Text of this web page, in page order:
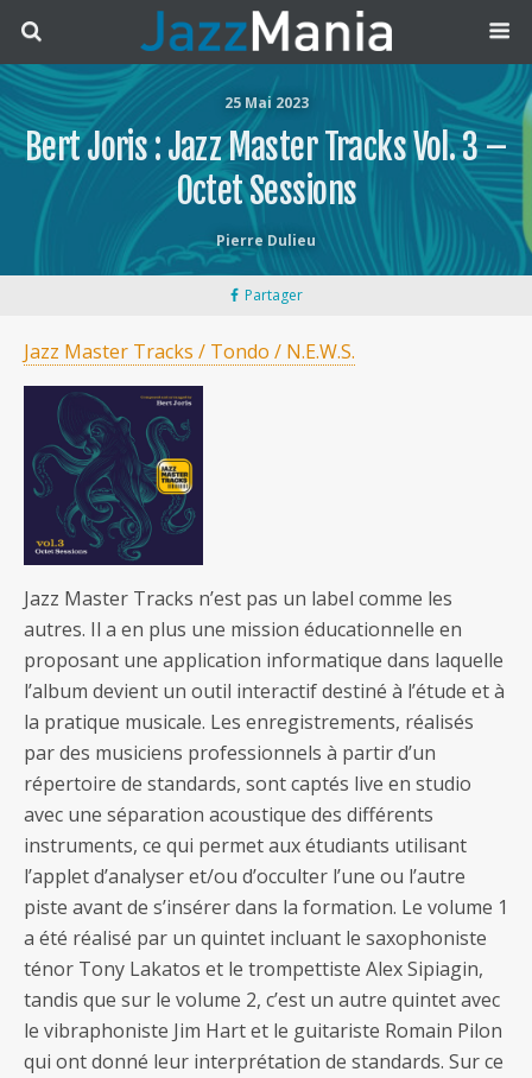
25 Mai 2023
Bert Joris : Jazz Master Tracks Vol. 3 –
Octet Sessions
Pierre Dulieu
Partager
Jazz Master Tracks / Tondo / N.E.W.S.
Jazz Master Tracks n’est pas un label comme les
autres. Il a en plus une mission éducationnelle en
proposant une application informatique dans laquelle
l’album devient un outil interactif destiné à l’étude et à
la pratique musicale. Les enregistrements, réalisés
par des musiciens professionnels à partir d’un
répertoire de standards, sont captés live en studio
avec une séparation acoustique des différents
instruments, ce qui permet aux étudiants utilisant
l’applet d’analyser et/ou d’occulter l’une ou l’autre
piste avant de s’insérer dans la formation. Le volume 1
a été réalisé par un quintet incluant le saxophoniste
ténor Tony Lakatos et le trompettiste Alex Sipiagin,
tandis que sur le volume 2, c’est un autre quintet avec
le vibraphoniste Jim Hart et le guitariste Romain Pilon
qui ont donné leur interprétation de standards. Sur ce